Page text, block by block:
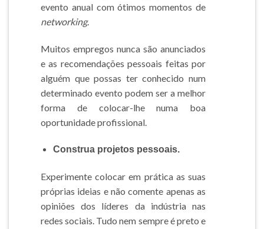
evento anual com ótimos momentos de
networking.
Muitos empregos nunca são anunciados
e as recomendações pessoais feitas por
alguém que possas ter conhecido num
determinado evento podem ser a melhor
forma de colocar-lhe numa boa
oportunidade profissional.
Construa projetos pessoais.
Experimente colocar em prática as suas
próprias ideias e não comente apenas as
opiniões dos líderes da indústria nas
redes sociais. Tudo nem sempre é preto e